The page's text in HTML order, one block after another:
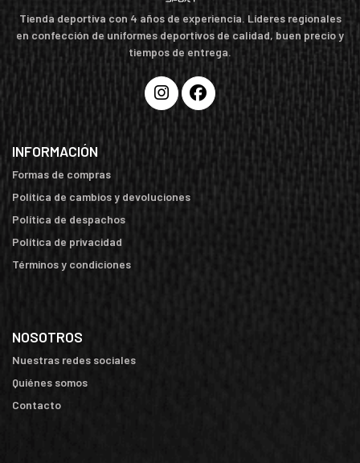
Tienda deportiva con 4 años de experiencia. Líderes regionales
en confección de uniformes deportivos de calidad, buen precio y
tiempos de entrega.
INFORMACIÓN
Formas de compras
Política de cambios y devoluciones
Política de despachos
Política de privacidad
Términos y condiciones
NOSOTROS
Nuestras redes sociales
Quiénes somos
Contacto